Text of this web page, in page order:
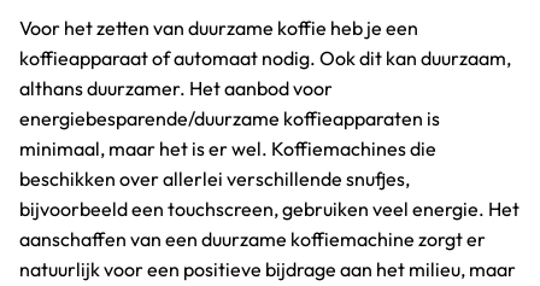
Voor het zetten van duurzame koffie heb je een
koffieapparaat of automaat nodig. Ook dit kan duurzaam,
althans duurzamer. Het aanbod voor
energiebesparende/duurzame koffieapparaten is
minimaal, maar het is er wel. Koffiemachines die
beschikken over allerlei verschillende snufjes,
bijvoorbeeld een touchscreen, gebruiken veel energie. Het
aanschaffen van een duurzame koffiemachine zorgt er
natuurlijk voor een positieve bijdrage aan het milieu, maar